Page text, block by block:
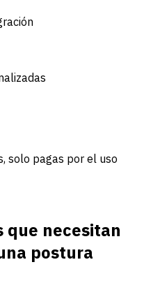
solo pagas por el uso
que necesitan
postura